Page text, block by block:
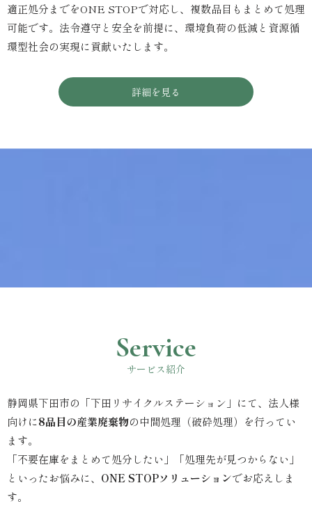
適正処分までをONE STOPで対応し、複数品目もまとめて処理
可能です。法令遵守と安全を前提に、環境負荷の低減と資源循
環型社会の実現に貢献いたします。
詳細を見る
Service
サービス紹介
静岡県下田市の「下田リサイクルステーション」にて、法人様
向けに8品目の産業廃棄物の中間処理（破砕処理）を行ってい
ます。
「不要在庫をまとめて処分したい」「処理先が見つからない」
といったお悩みに、 ONE STOPソリューションでお応えしま
す。